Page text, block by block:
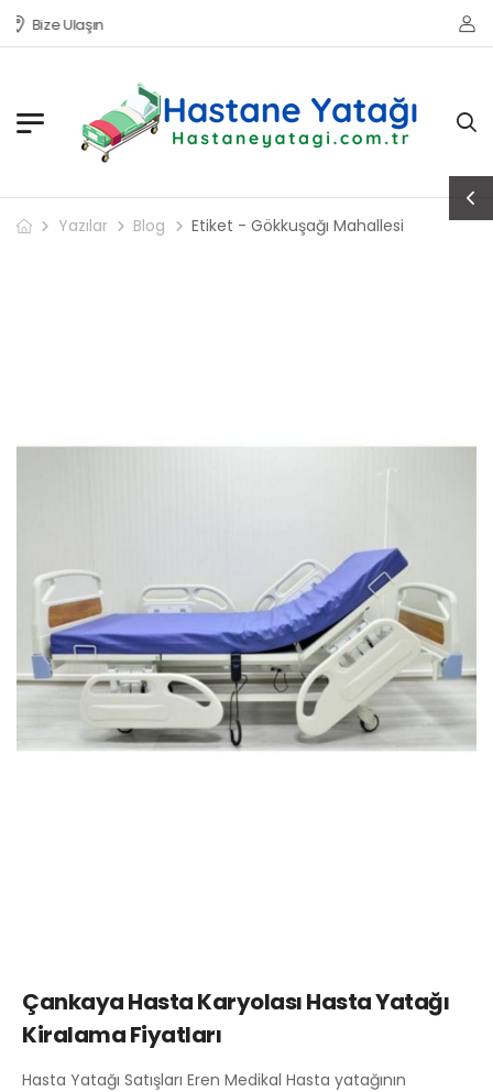
Bize Ulaşın
Yazılar Blog Etiket - Gökkuşağı Mahallesi
Çankaya Hasta Karyolası Hasta Yatağı
Kiralama Fiyatları
Hasta Yatağı Satışları Eren Medikal Hasta yatağının